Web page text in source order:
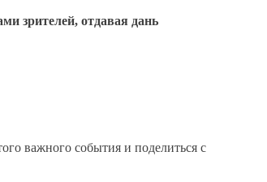
зрителей, отдавая дань
важного события и поделиться с